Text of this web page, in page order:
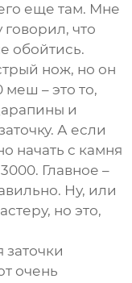
еще там. Мне
что
обойтись.
нож, но он
меш – это то,
и
А если
начать с камня
Главное –
Ну, или
но это,
очень